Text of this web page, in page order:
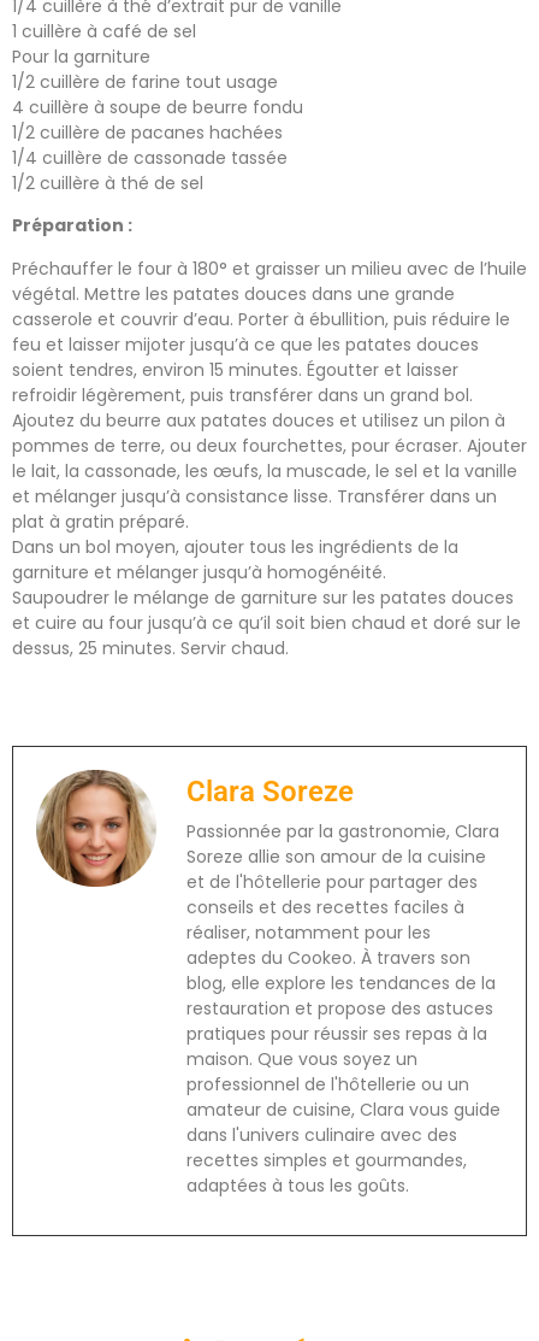
1/4 cuillère à thé d’extrait pur de vanille
1 cuillère à café de sel
Pour la garniture
1/2 cuillère de farine tout usage
4 cuillère à soupe de beurre fondu
1/2 cuillère de pacanes hachées
1/4 cuillère de cassonade tassée
1/2 cuillère à thé de sel
Préparation :
Préchauffer le four à 180° et graisser un milieu avec de l’huile
végétal. Mettre les patates douces dans une grande
casserole et couvrir d’eau. Porter à ébullition, puis réduire le
feu et laisser mijoter jusqu’à ce que les patates douces
soient tendres, environ 15 minutes. Égoutter et laisser
refroidir légèrement, puis transférer dans un grand bol.
Ajoutez du beurre aux patates douces et utilisez un pilon à
pommes de terre, ou deux fourchettes, pour écraser. Ajouter
le lait, la cassonade, les œufs, la muscade, le sel et la vanille
et mélanger jusqu’à consistance lisse. Transférer dans un
plat à gratin préparé.
Dans un bol moyen, ajouter tous les ingrédients de la
garniture et mélanger jusqu’à homogénéité.
Saupoudrer le mélange de garniture sur les patates douces
et cuire au four jusqu’à ce qu’il soit bien chaud et doré sur le
dessus, 25 minutes. Servir chaud.
Clara Soreze
Passionnée par la gastronomie, Clara
Soreze allie son amour de la cuisine
et de l'hôtellerie pour partager des
conseils et des recettes faciles à
réaliser, notamment pour les
adeptes du Cookeo. À travers son
blog, elle explore les tendances de la
restauration et propose des astuces
pratiques pour réussir ses repas à la
maison. Que vous soyez un
professionnel de l'hôtellerie ou un
amateur de cuisine, Clara vous guide
dans l'univers culinaire avec des
recettes simples et gourmandes,
adaptées à tous les goûts.